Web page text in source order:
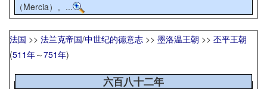
（Mercia）。...
法国 >> 法兰克帝国/中世纪的德意志 >> 墨洛温王朝 >> 丕平王朝
(511年～751年)
六百八十二年